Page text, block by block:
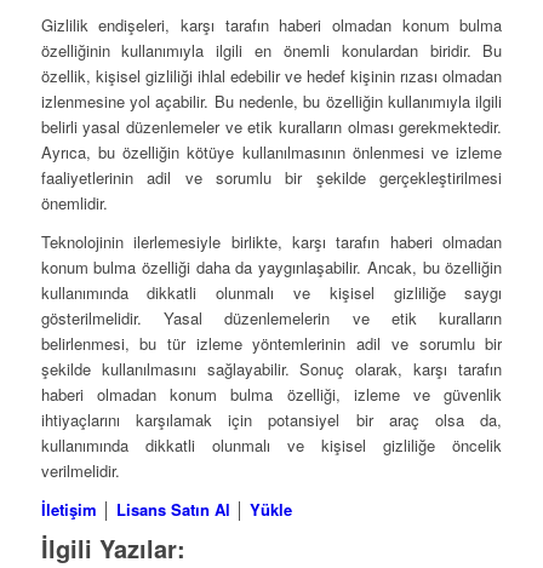
Gizlilik endişeleri, karşı tarafın haberi olmadan konum bulma
özelliğinin kullanımıyla ilgili en önemli konulardan biridir. Bu
özellik, kişisel gizliliği ihlal edebilir ve hedef kişinin rızası olmadan
izlenmesine yol açabilir. Bu nedenle, bu özelliğin kullanımıyla ilgili
belirli yasal düzenlemeler ve etik kuralların olması gerekmektedir.
Ayrıca, bu özelliğin kötüye kullanılmasının önlenmesi ve izleme
faaliyetlerinin adil ve sorumlu bir şekilde gerçekleştirilmesi
önemlidir.
Teknolojinin ilerlemesiyle birlikte, karşı tarafın haberi olmadan
konum bulma özelliği daha da yaygınlaşabilir. Ancak, bu özelliğin
kullanımında dikkatli olunmalı ve kişisel gizliliğe saygı
gösterilmelidir. Yasal düzenlemelerin ve etik kuralların
belirlenmesi, bu tür izleme yöntemlerinin adil ve sorumlu bir
şekilde kullanılmasını sağlayabilir. Sonuç olarak, karşı tarafın
haberi olmadan konum bulma özelliği, izleme ve güvenlik
ihtiyaçlarını karşılamak için potansiyel bir araç olsa da,
kullanımında dikkatli olunmalı ve kişisel gizliliğe öncelik
verilmelidir.
İletişim
Lisans Satın Al Yükle
İlgili Yazılar: